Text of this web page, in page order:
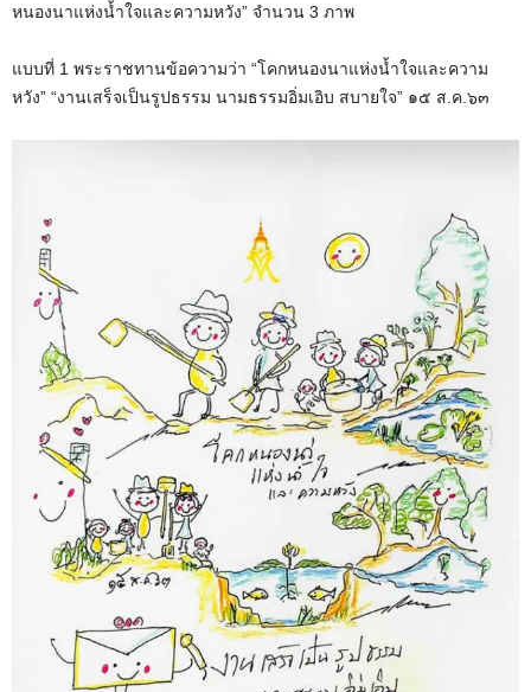
หนองนาแห่งน้ำใจและความหวัง” จำนวน 3 ภาพ
แบบที่ 1 พระราชทานข้อความว่า “โคกหนองนาแห่งน้ำใจและความ
หวัง” “งานเสร็จเป็นรูปธรรม นามธรรมอิ่มเอิบ สบายใจ” ๑๕ ส.ค.๖๓